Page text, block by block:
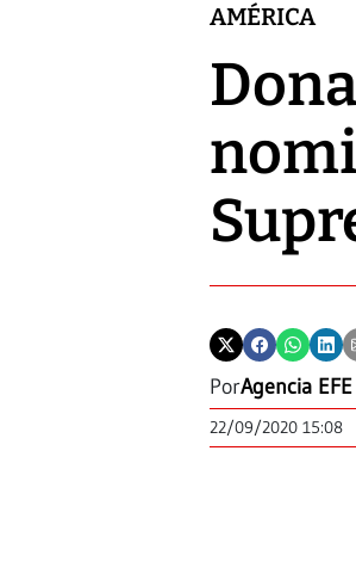
AMÉRICA
PorAgencia EFE
22/09/2020 15:08